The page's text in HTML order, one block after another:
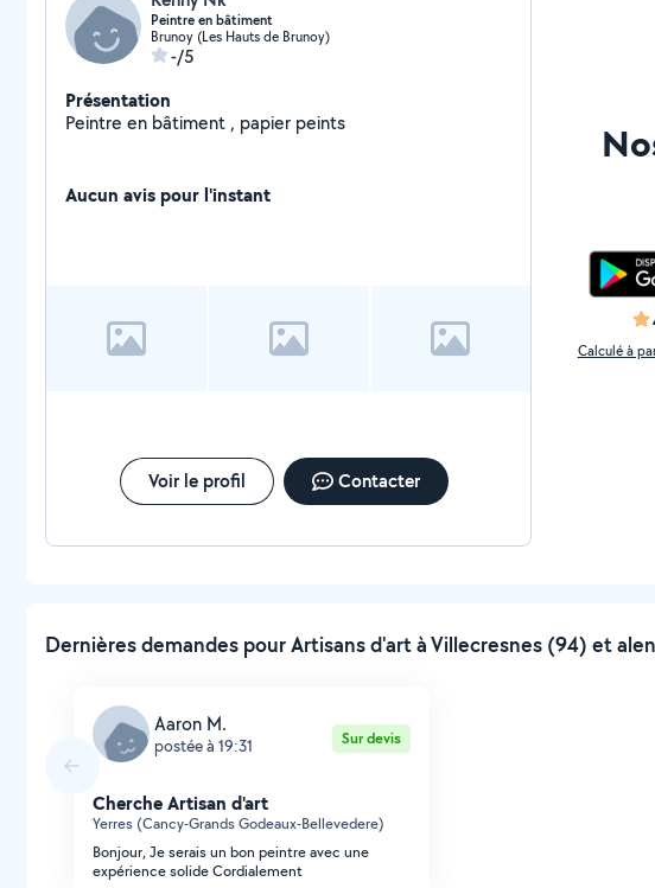
Peintre en bâtiment
Brunoy (Les Hauts de Brunoy)
-/5
Présentation
Peintre en bâtiment , papier peints
Aucun avis pour l'instant
Voir le profil Contacter
Calculé à
Dernières demandes pour Artisans d'art à Villecresnes (94) et
Aaron M.
postée à 19:31 Sur devis
Cherche Artisan d'art
Yerres (Cancy-Grands Godeaux-Bellevedere)
Bonjour, Je serais un bon peintre avec une
expérience solide Cordialement